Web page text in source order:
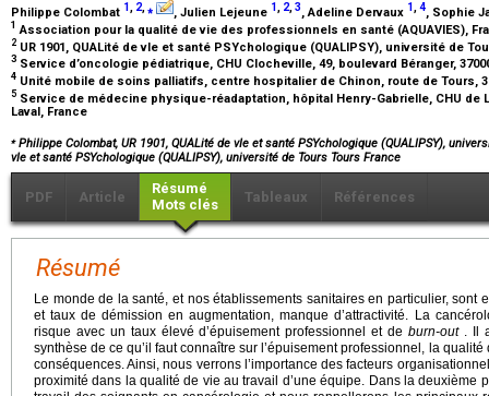
Philippe Colombat 1, 2,⁎ , Julien Lejeune 1, 2,3, Adeline Dervaux 1,4, Sophie
1 Association pour la qualité de vie des professionnels en santé (AQUAVIES),
2 UR 1901, QUALité de vIe et santé PSYchologique (QUALIPSY), université de
3 Service d’oncologie pédiatrique, CHU Clocheville, 49, boulevard Béranger,
4 Unité mobile de soins palliatifs, centre hospitalier de Chinon, route de Tours,
5 Service de médecine physique-réadaptation, hôpital Henry-Gabrielle, CHU de
Laval, France
⁎Philippe Colombat, UR 1901, QUALité de vIe et santé PSYchologique (QUALIPSY),
vIe et santé PSYchologique (QUALIPSY), université de Tours Tours France
PDF Article
Résumé
Mots clés
Tableaux Références
Résumé
Le monde de la santé, et nos établissements sanitaires en particulier, sont
et taux de démission en augmentation, manque d’attractivité. La
risque avec un taux élevé d’épuisement professionnel et de burn-out. Il a
synthèse de ce qu’il faut connaître sur l’épuisement professionnel, la
conséquences. Ainsi, nous verrons l’importance des facteurs
proximité dans la qualité de vie au travail d’une équipe. Dans la deuxième